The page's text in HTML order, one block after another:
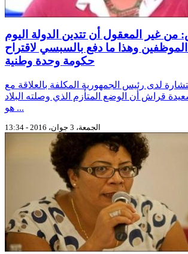
غير المعقول أن تتدين الدولة اليوم
وهذا ما دفع بالسبسي لاقتراح
حكومة وحدة وطنية
لدى رئيس الجمهورية المكلفة بالعلاقة مع
قراش أن الوضع المتأزم الذي وصلته البلاد
هو ...
الجمعة، 3 جوان، 2016 - 13:34